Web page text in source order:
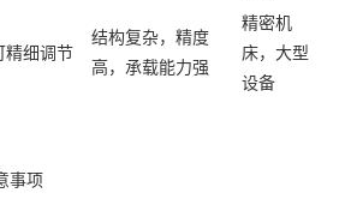
精细调节
结构复杂，精度
高，承载能力强
精密机
床，大型
设备
事项